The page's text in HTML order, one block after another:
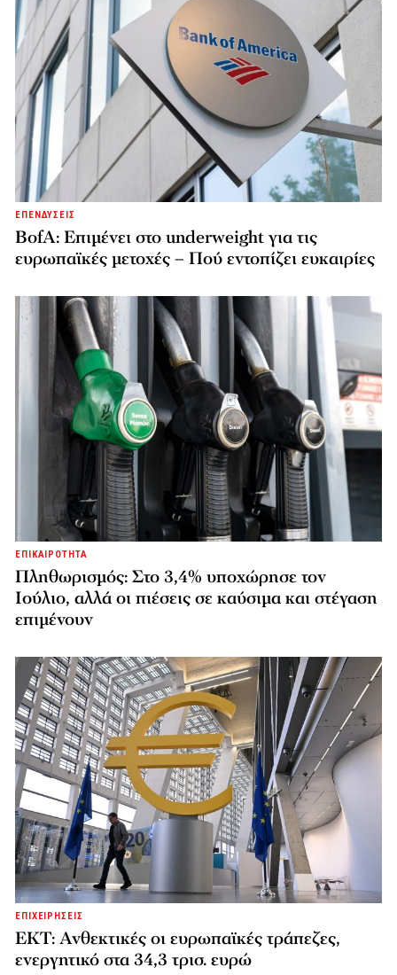
ΕΠΕΝΔΥΣΕΙΣ
BofA: Επιμένει στο underweight για τις
ευρωπαϊκές μετοχές – Πού εντοπίζει ευκαιρίες
ΕΠΙΚΑΙΡΟΤΗΤΑ
Πληθωρισμός: Στο 3,4% υποχώρησε τον
Ιούλιο, αλλά οι πιέσεις σε καύσιμα και στέγαση
επιμένουν
ΕΠΙΧΕΙΡΗΣΕΙΣ
ΕΚΤ: Ανθεκτικές οι ευρωπαϊκές τράπεζες,
ενεργητικό στα 34,3 τρισ. ευρώ